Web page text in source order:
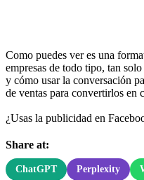
Como puedes ver es una
empresas de todo tipo, tan
y cómo usar la conversación
de ventas para convertirlos en
¿Usas la publicidad en
Share at:
ChatGPT Perplexity